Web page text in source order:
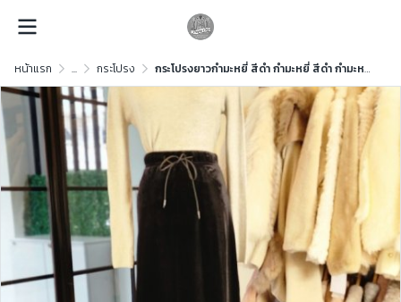
หน้าแรก ... กระโปรง กระโปรงยาวกำมะหยี่ สีดำ กำมะหยี่ สีดำ กำมะหยี่ สีดำ